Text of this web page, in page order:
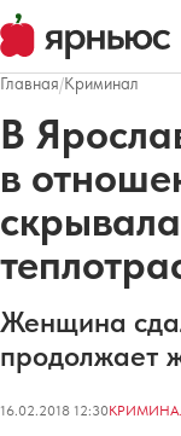
Главная/Криминал
В
в
Женщина
продолжает
16.02.2018 12:30